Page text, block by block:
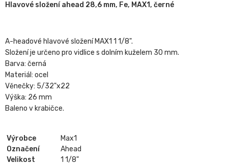
Hlavové složení ahead 28,6 mm, Fe, MAX1, černé
A-headové hlavové složení MAX1 1 1/8".
Složení je určeno pro vidlice s dolním kuželem 30 mm.
Barva: černá
Materiál: ocel
Věnečky: 5/32"x22
Výška: 26 mm
Baleno v krabičce.
Výrobce
Max1
Označení
Ahead
Velikost
1 1/8"